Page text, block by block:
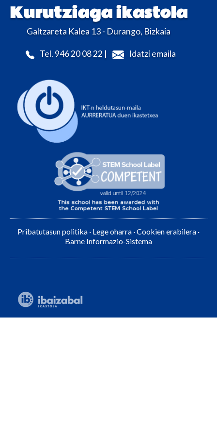
Kurutziaga ikastola
Galtzareta Kalea 13 - Durango, Bizkaia
Tel. 946 20 08 22 | Idatzi emaila
Pribatutasun politika · Lege oharra ·Cookien erabilera ·
Barne Informazio-Sistema